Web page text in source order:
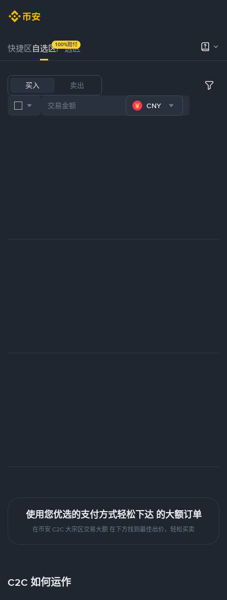
快捷区自选区严选区
100%赔付
买入 卖出
CNY
使用您优选的支付方式轻松下达 的大额订单
在币安 C2C 大宗区交易大额 在下方找到最佳出价，轻松买卖
C2C 如何运作